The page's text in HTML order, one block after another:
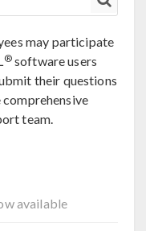
may participate
®software users
their questions
team.
available